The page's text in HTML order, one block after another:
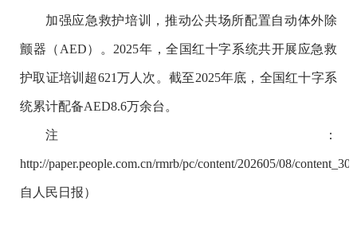
加强应急救护培训，推动公共场所配置自动体外除
颤器（AED）。2025年，全国红十字系统共开展应急救
护取证培训超621万人次。截至2025年底，全国红十字系
统累计配备AED8.6万余台。
注：
http://paper.people.com.cn/rmrb/pc/content/202605/08/
自人民日报）